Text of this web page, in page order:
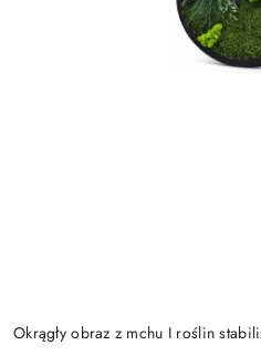
Okrągły obraz z mchu I roślin